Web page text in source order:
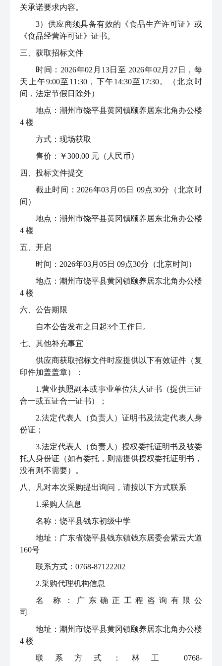
关承诺要求内容。
3）供应商须具备有效的《食品生产许可证》或
《食品经营许可证》证书。
三、获取招标文件
时间：2026年02月13日至 2026年02月27日，每
天上午9:00至11:30，下午14:30至17:30。（北京时
间，法定节假日除外）
地点：潮州市饶平县黄冈镇颐养居东北角办公楼
4 楼
方式：现场获取
售价：￥300.00 元（人民币）
四、 投标文件提交
截止时间：2026年03月05日 09点30分（北京时
间）
地点：潮州市饶平县黄冈镇颐养居东北角办公楼
4 楼
五、开启
时间：2026年03月05日 09点30分（北京时间）
地点：潮州市饶平县黄冈镇颐养居东北角办公楼
4 楼
六、公告期限
自本公告发布之日起3个工作日。
七、其他补充事宜
供应商获取招标文件时应提供以下有效证件（复
印件加盖盖章）：
1.营业执照副本或事业单位法人证书（提供三证
合一或五证合一证书）；
2.法定代表人（负责人）证明书及法定代表人身
份证；
3.法定代表人（负责人）授权委托证明书及被委
托人身份证（如有委托，则需提供授权委托证明书，
没有则不需要）。
八、凡对本次采购提出询问，请按以下方式联系
1.采购人信息
名称：饶平县钱东初级中学
地址：广东省饶平县钱东镇钱东居委会紫云大道
160号
联系方式：0768-87122202
2.采购代理机构信息
名
称：
广东确正工程咨询有限公
司
地址： 潮州市饶平县黄冈镇颐养居东北角办公楼
4 楼
联系方式：林工 0768-